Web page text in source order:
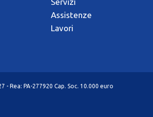
Assistenze
Lavori
- Rea: PA-277920 Cap. Soc. 10.000 euro